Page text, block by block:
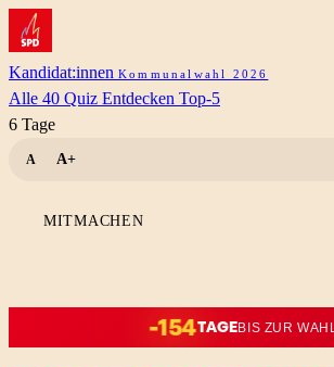
Kandidat:innen Kommunalwahl 2026
Alle 40 Quiz Entdecken Top-5
6 Tage
ANormale Schriftgröße
A+Größere Schriftgröße
MITMACHEN
-154TAGEBIS ZUR WAHL